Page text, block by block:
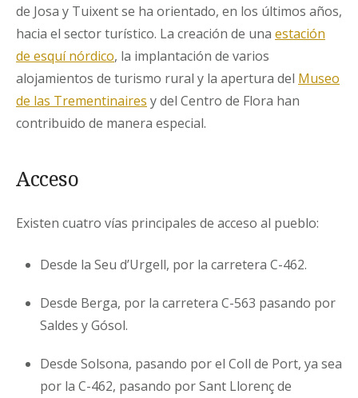
de Josa y Tuixent se ha orientado, en los últimos años,
hacia el sector turístico. La creación de una estación
de esquí nórdico, la implantación de varios
alojamientos de turismo rural y la apertura del Museo
de las Trementinaires y del Centro de Flora han
contribuido de manera especial.
Acceso
Existen cuatro vías principales de acceso al pueblo:
Desde la Seu d’Urgell, por la carretera C-462.
Desde Berga, por la carretera C-563 pasando por
Saldes y Gósol.
Desde Solsona, pasando por el Coll de Port, ya sea
por la C-462, pasando por Sant Llorenç de